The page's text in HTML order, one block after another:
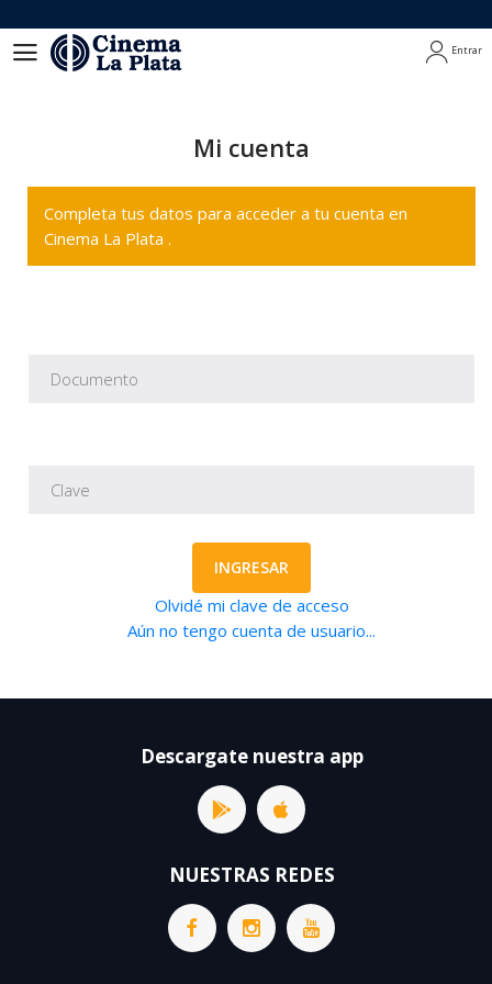
Entrar
Mi cuenta
Completa tus datos para acceder a tu cuenta en
Cinema La Plata .
INGRESAR
Olvidé mi clave de acceso
Aún no tengo cuenta de usuario...
Descargate nuestra app
NUESTRAS REDES